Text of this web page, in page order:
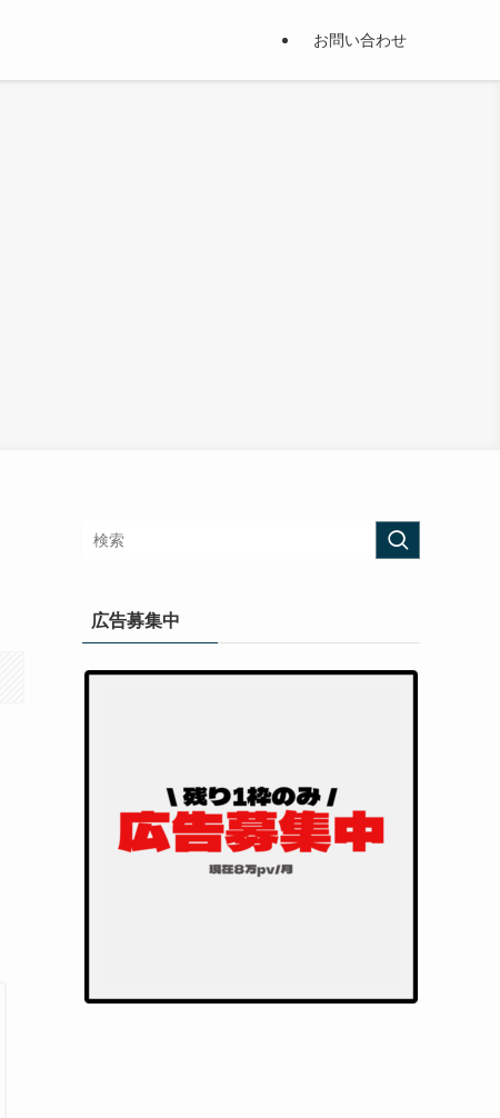
お問い合わせ
広告募集中